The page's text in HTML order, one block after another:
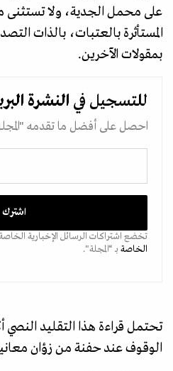
على محمل الجدية، ولا تستثنى
المستأثرة بالعتبات، بالذات
بمقولات الآخرين.
للتسجيل في النشرة
احصل على أفضل ما تقدمه
تخضع اشتراكات الرسائل الإخبارية
الخاصة بـ “المجلة".
تحتمل قراءة هذا التقليد
الوقوف عند حفنة من زؤان